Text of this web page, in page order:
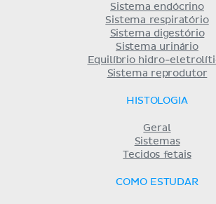
Sistema endócrino
Sistema respiratório
Sistema digestório
Sistema urinário
Equilíbrio hidro-
Sistema reprodutor
HISTOLOGIA
Geral
Sistemas
Tecidos fetais
COMO ESTUDAR